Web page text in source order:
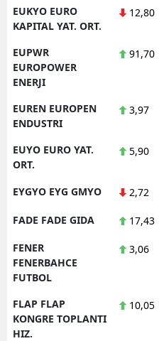
EUKYO EURO
KAPITAL YAT. ORT.
12,80
EUPWR
EUROPOWER
ENERJI
91,70
EUREN EUROPEN
ENDUSTRI
3,97
EUYO EURO YAT.
ORT.
5,90
EYGYO EYG GMYO 2,72
FADE FADE GIDA 17,43
FENER
FENERBAHCE
FUTBOL
3,06
FLAP FLAP
KONGRE TOPLANTI
HIZ.
10,05